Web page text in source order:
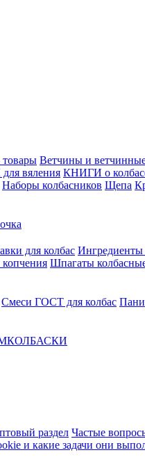
товары Ветчины и
вяления КНИГИ о
Наборы колбасников Щепа
для колбас
Шпагаты
Смеси ГОСТ для колбас
ЕМКОЛБАСКИ
раздел Частые
и какие задачи они